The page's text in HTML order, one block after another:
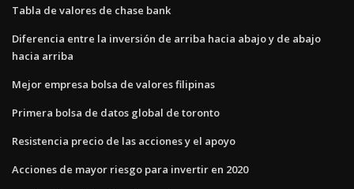
Tabla de valores de chase bank
Diferencia entre la inversión de arriba hacia abajo y de abajo
hacia arriba
Mejor empresa bolsa de valores filipinas
Primera bolsa de datos global de toronto
Resistencia precio de las acciones y el apoyo
Acciones de mayor riesgo para invertir en 2020